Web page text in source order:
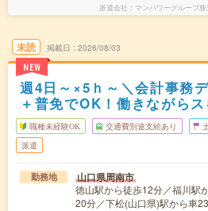
派遣会社 マンパワーグループ
未読
NEW
掲載日 2026/08/03
週4日～×5ｈ～＼会計事務
＋普免でOK！働きながら
職種未経験OK 交通費別途支給あり
派遣
勤務地 山口県周南市
徳山駅から徒歩12分／福川駅
20分／下松(山口県)駅から車